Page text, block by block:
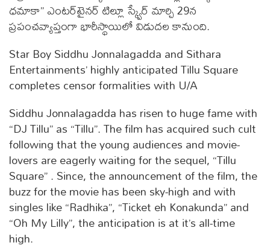
ధమాకా” ఎంటర్‌టైనర్ టిల్లూ స్క్వేర్ మార్చి 29న
ప్రపంచవ్యాప్తంగా భారీస్థాయిలో విడుదల కానుంది.
Star Boy Siddhu Jonnalagadda and Sithara
Entertainments’ highly anticipated Tillu Square
completes censor formalities with U/A
Siddhu Jonnalagadda has risen to huge fame with
“DJ Tillu” as “Tillu”. The film has acquired such cult
following that the young audiences and movie-
lovers are eagerly waiting for the sequel, “Tillu
Square” . Since, the announcement of the film, the
buzz for the movie has been sky-high and with
singles like “Radhika”, “Ticket eh Konakunda” and
“Oh My Lilly”, the anticipation is at it’s all-time
high.